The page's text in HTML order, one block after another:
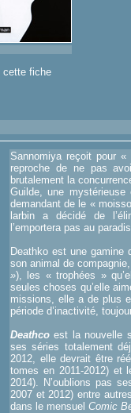
cette fiche
Sannomiya reçoit pour
reproche de ne pas
brutalement la
Guilde, une
demandant de le «
larbin a décidé de
l’emportera pas au
Deathko est une gamine
son animal de
»), les « trophées »
seules choses qu’elle
missions, elle a de plus
période d’inactivité,
Deathco est la nouvelle
ses séries totalement
2012, elle devrait être
tomes en 2011-2012)
2014). N’oublions pas
2007 et 2012) entre
dans le mensuel Comic